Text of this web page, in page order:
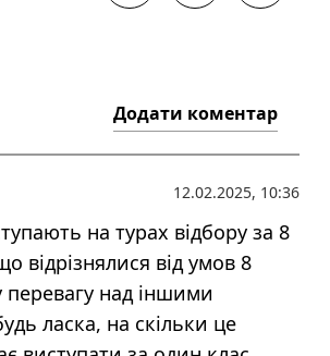
Додати коментар
12.02.2025, 10:36
на турах відбору за 8
відрізнялися від умов 8
над іншими
ласка, на скільки це